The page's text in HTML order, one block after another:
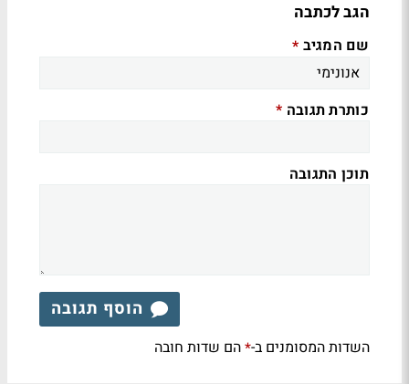
הגב לכתבה
שם המגיב *
כותרת תגובה *
תוכן התגובה
הוסף תגובה
השדות המסומנים ב-*הם שדות חובה